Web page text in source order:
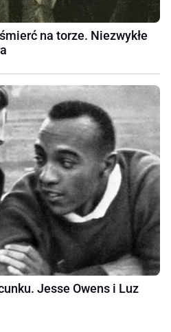
na torze. Niezwykłe
Jesse Owens i Luz